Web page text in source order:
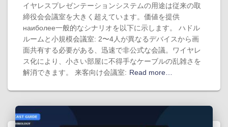
イヤレスプレゼンテーションシステムの用途は従来の取
締役会会議室を大きく超えています。価値を提供
наиболее一般的なシナリオを以下に示します。 ハドル
ルームと小規模会議室: 2〜4人が異なるデバイスから画
面共有する必要がある、迅速で非公式な会議。ワイヤレ
ス化により、小さい部屋に不得手なケーブルの乱雑さを
解消できます。 来客向け会議室: Read more…